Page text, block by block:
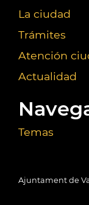
La ciudad
Trámites
Atención
Actualidad
Temas
Ajuntament de